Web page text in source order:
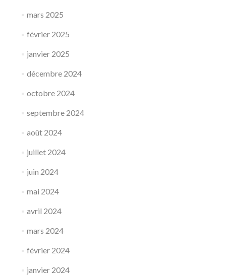
mars 2025
février 2025
janvier 2025
décembre 2024
octobre 2024
septembre 2024
août 2024
juillet 2024
juin 2024
mai 2024
avril 2024
mars 2024
février 2024
janvier 2024